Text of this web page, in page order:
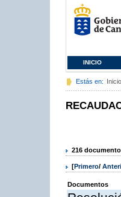
INICIO
Estás en: Inicio
216
[Primero/
Documentos